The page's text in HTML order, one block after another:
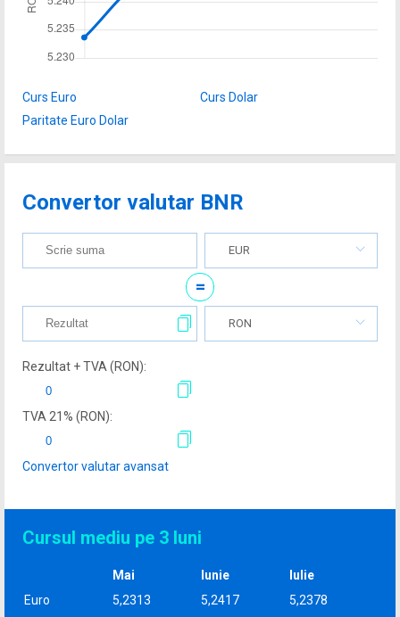
Curs Euro
Curs Dolar
Paritate Euro Dolar
Convertor valutar BNR
EUR
=
RON
Rezultat + TVA (RON):
TVA 21% (RON):
Convertor valutar avansat
Cursul mediu pe 3 luni
Mai Iunie
Iulie
Euro
5,2313 5,2417
5,2378